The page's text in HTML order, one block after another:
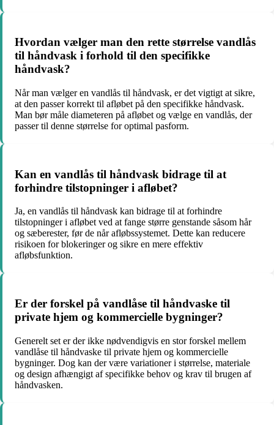
Hvordan vælger man den rette størrelse vandlås
til håndvask i forhold til den specifikke
håndvask?
Når man vælger en vandlås til håndvask, er det vigtigt at sikre,
at den passer korrekt til afløbet på den specifikke håndvask.
Man bør måle diameteren på afløbet og vælge en vandlås, der
passer til denne størrelse for optimal pasform.
Kan en vandlås til håndvask bidrage til at
forhindre tilstopninger i afløbet?
Ja, en vandlås til håndvask kan bidrage til at forhindre
tilstopninger i afløbet ved at fange større genstande såsom hår
og sæberester, før de når afløbssystemet. Dette kan reducere
risikoen for blokeringer og sikre en mere effektiv
afløbsfunktion.
Er der forskel på vandlåse til håndvaske til
private hjem og kommercielle bygninger?
Generelt set er der ikke nødvendigvis en stor forskel mellem
vandlåse til håndvaske til private hjem og kommercielle
bygninger. Dog kan der være variationer i størrelse, materiale
og design afhængigt af specifikke behov og krav til brugen af
håndvasken.